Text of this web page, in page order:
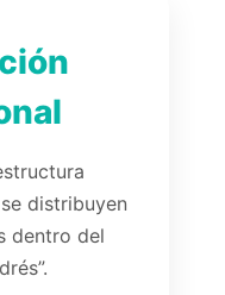
distribuyen
dentro del